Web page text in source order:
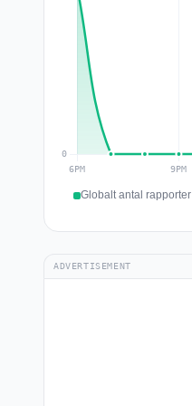
Globalt antal rapporter
ADVERTISEMENT